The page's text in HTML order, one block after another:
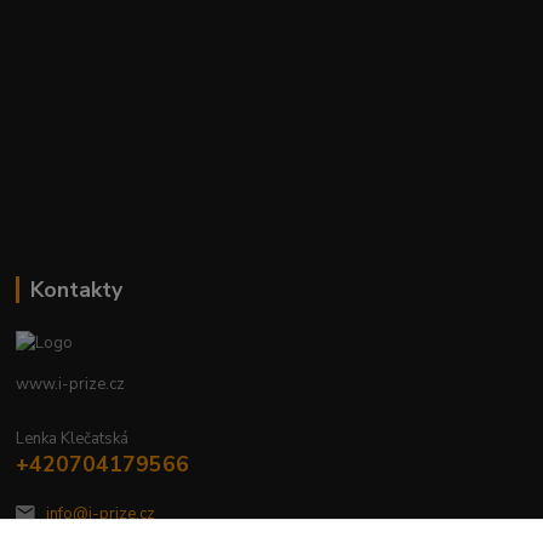
Kontakty
www.i-prize.cz
Lenka Klečatská
+420704179566
info@i-prize.cz